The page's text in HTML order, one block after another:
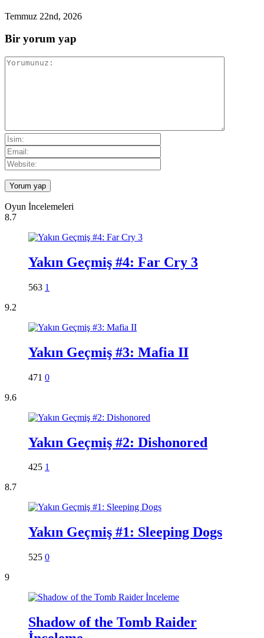
Temmuz 22nd, 2026
Bir yorum yap
Oyun İncelemeleri
8.7
Yakın Geçmiş #4: Far Cry 3
563 1
9.2
Yakın Geçmiş #3: Mafia II
471 0
9.6
Yakın Geçmiş #2: Dishonored
425 1
8.7
Yakın Geçmiş #1: Sleeping Dogs
525 0
9
Shadow of the Tomb Raider